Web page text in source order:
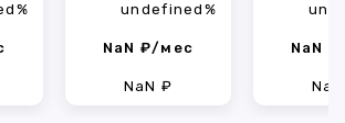
undefined%
NaN ₽/мес
NaN ₽
NaN